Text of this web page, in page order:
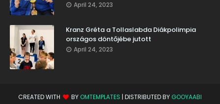
April 24, 2023
Kranz Gréta a Tollaslabda Diákpolimpia
országos döntőjébe jutott
April 24, 2023
CREATED WITH BY OMTEMPLATES | DISTRIBUTED BY GOOYAABI